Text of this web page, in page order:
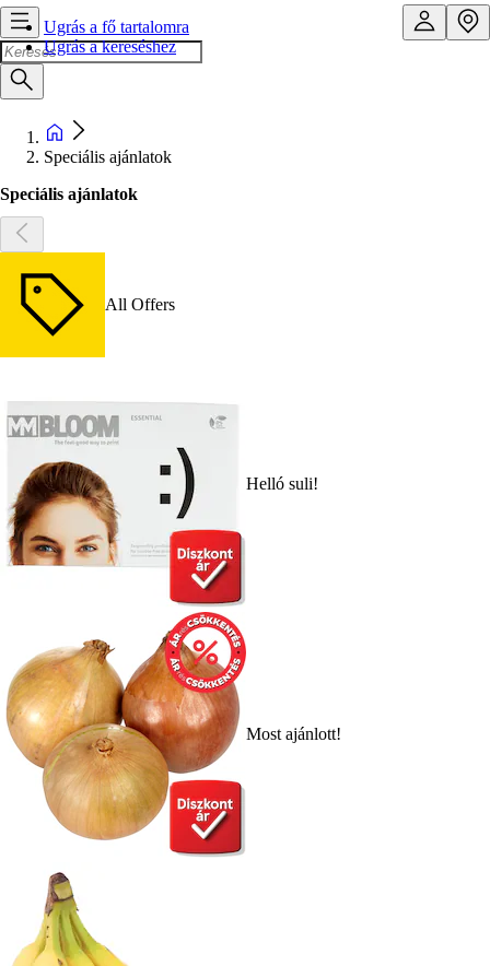
Ugrás a fő tartalomra
Ugrás a kereséshez
Speciális ajánlatok
Speciális ajánlatok
All Offers
Helló suli!
Most ajánlott!